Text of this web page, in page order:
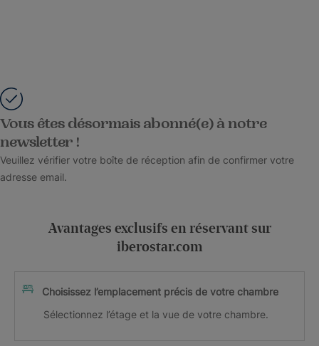
Vous êtes désormais abonné(e) à notre
newsletter !
Veuillez vérifier votre boîte de réception afin de confirmer votre
adresse email.
Avantages exclusifs en réservant sur
iberostar.com
Choisissez l’emplacement précis de votre chambre
Sélectionnez l’étage et la vue de votre chambre.